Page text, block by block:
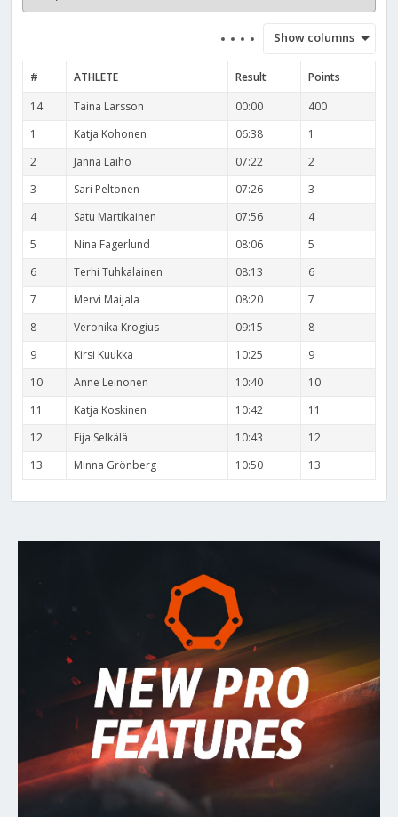
Show columns
# ATHLETE Result
Points
14
Taina Larsson 00:00
400
1
Katja Kohonen 06:38
1
2
Janna Laiho 07:22
2
3
Sari Peltonen 07:26
3
4
Satu Martikainen 07:56
4
5
Nina Fagerlund 08:06
5
6
Terhi Tuhkalainen 08:13
6
7
Mervi Maijala 08:20
7
8
Veronika Krogius 09:15
8
9
Kirsi Kuukka 10:25
9
10
Anne Leinonen 10:40
10
11
Katja Koskinen 10:42
11
12
Eija Selkälä 10:43
12
13
Minna Grönberg 10:50 13